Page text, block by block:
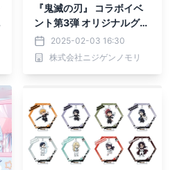
『鬼滅の刃』 コラボイベ
ント第3弾 オリジナルグッ
ズ情報、第一報を解禁！
2025-02-03 16:30
株式会社ニジゲンノモリ